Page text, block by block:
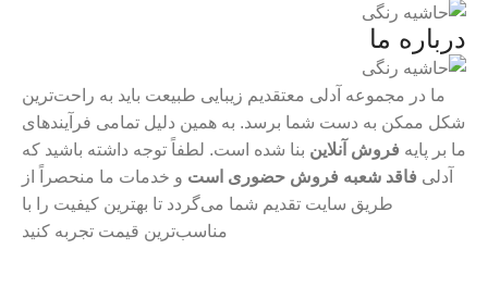
درباره ما
ما در مجموعه آدلی معتقدیم زیبایی طبیعت باید به راحت‌ترین
شکل ممکن به دست شما برسد. به همین دلیل تمامی فرآیندهای
ما بر پایه فروش آنلاین بنا شده است. لطفاً توجه داشته باشید که
آدلی فاقد شعبه فروش حضوری است و خدمات ما منحصراً از
طریق سایت تقدیم شما می‌گردد تا بهترین کیفیت را با
مناسب‌ترین قیمت تجربه کنید